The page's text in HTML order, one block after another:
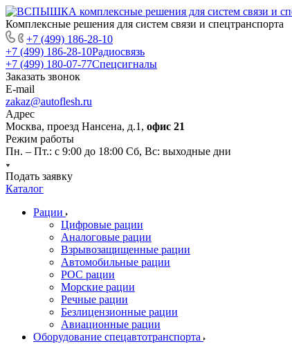
Комплексные решения для систем связи и спецтранспорта
+7 (499) 186-28-10
+7 (499) 186-28-10Радиосвязь
+7 (499) 180-07-77Спецсигналы
Заказать звонок
E-mail
zakaz@autoflesh.ru
Адрес
Москва, проезд Нансена, д.1, офис 21
Режим работы
Пн. – Пт.: с 9:00 до 18:00 Cб, Вс: выходные дни
Подать заявку
Каталог
Рации
Цифровые рации
Аналоговые рации
Взрывозащищенные рации
Автомобильные рации
POC рации
Морские рации
Речные рации
Безлицензионные рации
Авиационные рации
Оборудование спецавтотранспорта